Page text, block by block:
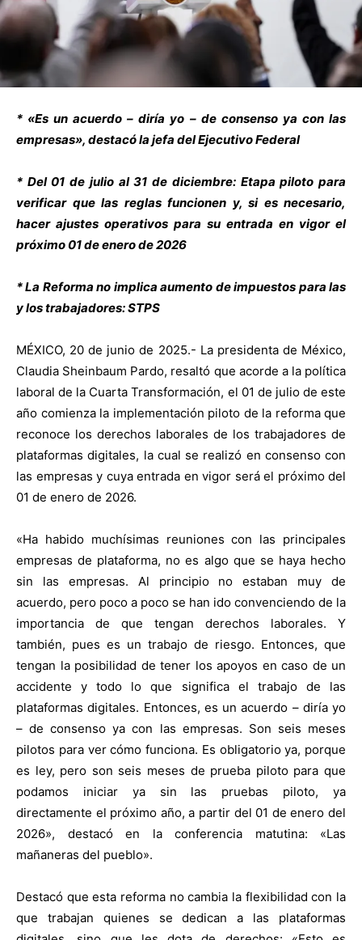
* «Es un acuerdo – diría yo – de consenso ya con las
empresas», destacó la jefa del Ejecutivo Federal
* Del 01 de julio al 31 de diciembre: Etapa piloto para
verificar que las reglas funcionen y, si es necesario,
hacer ajustes operativos para su entrada en vigor el
próximo 01 de enero de 2026
* La Reforma no implica aumento de impuestos para las
y los trabajadores: STPS
MÉXICO, 20 de junio de 2025.- La presidenta de México,
Claudia Sheinbaum Pardo, resaltó que acorde a la política
laboral de la Cuarta Transformación, el 01 de julio de este
año comienza la implementación piloto de la reforma que
reconoce los derechos laborales de los trabajadores de
plataformas digitales, la cual se realizó en consenso con
las empresas y cuya entrada en vigor será el próximo del
01 de enero de 2026.
«Ha habido muchísimas reuniones con las principales
empresas de plataforma, no es algo que se haya hecho
sin las empresas. Al principio no estaban muy de
acuerdo, pero poco a poco se han ido convenciendo de la
importancia de que tengan derechos laborales. Y
también, pues es un trabajo de riesgo. Entonces, que
tengan la posibilidad de tener los apoyos en caso de un
accidente y todo lo que significa el trabajo de las
plataformas digitales. Entonces, es un acuerdo – diría yo
– de consenso ya con las empresas. Son seis meses
pilotos para ver cómo funciona. Es obligatorio ya, porque
es ley, pero son seis meses de prueba piloto para que
podamos iniciar ya sin las pruebas piloto, ya
directamente el próximo año, a partir del 01 de enero del
2026», destacó en la conferencia matutina: «Las
mañaneras del pueblo».
Destacó que esta reforma no cambia la flexibilidad con la
que trabajan quienes se dedican a las plataformas